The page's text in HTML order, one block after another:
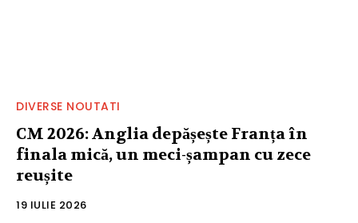
DIVERSE NOUTATI
CM 2026: Anglia depășește Franța în
finala mică, un meci-șampan cu zece
reușite
19 IULIE 2026